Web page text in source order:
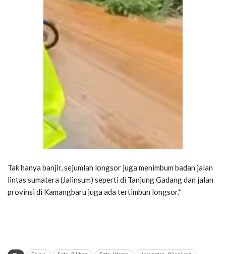
Tak hanya banjir, sejumlah longsor juga menimbum badan jalan
lintas sumatera (Jalinsum) seperti di Tanjung Gadang dan jalan
provinsi di Kamangbaru juga ada tertimbun longsor.*